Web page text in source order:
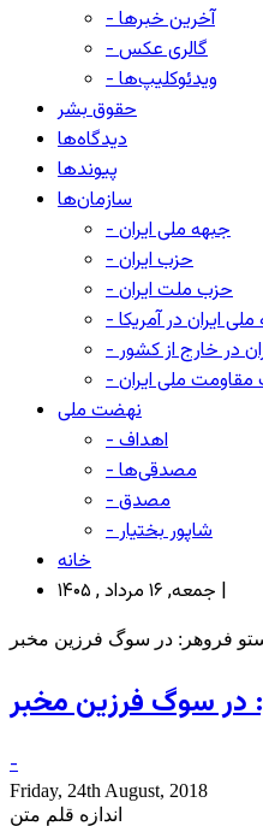
- آخرین خبرها
- گالری عکس
- ویدئوکلیپ‌ها
حقوق بشر
دیدگاه‌ها
پیوندها
سازمان‌ها
- جبهه ملی ایران
- حزب ایران
- حزب ملت ایران
ایران در آمریکا
در خارج از کشور
ملی ایران
نهضت ملی
- اهداف
- مصدقی‌ها
- مصدق
- شاپور بختیار
خانه
جمعه, ۱۶ مرداد , ۱۴۰۵ |
فروهر: در سوگ فرزین مخبر
در سوگ فرزین مخبر
-
Friday, 24th August, 2018
اندازه قلم متن